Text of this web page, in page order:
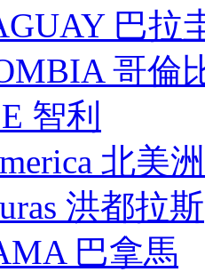
巴拉
哥倫
智利
北美洲
洪都拉斯
巴拿馬